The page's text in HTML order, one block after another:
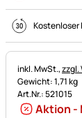
Kostenloser
Steuerhinweis:
inkl. MwSt.,zzgl.
Gewicht: 1,71 kg
Art.Nr.: 521015
Aktion -